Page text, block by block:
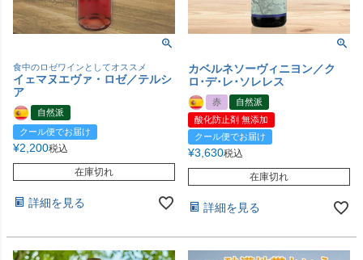
食中のロゼワインとしてオススメ
イェマヌエヴァ・ロゼ／テルシ
ア
自然派
クール便でお届け
¥2,200税込
在庫切れ
詳細を見る
カベルネソーヴィニヨン／ク
ロ･デ･レ･ソレレス
赤
自然派
酸化防止剤 無添加
クール便でお届け
¥3,630税込
在庫切れ
詳細を見る